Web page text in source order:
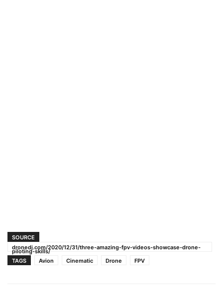
SOURCE
dronedj.com/2020/12/31/three-amazing-fpv-videos-showcase-drone-
piloting-skills/
TAGS
Avion Cinematic Drone FPV